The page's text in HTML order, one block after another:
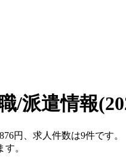
/派遣情報
円、求人件数は9件です。
。